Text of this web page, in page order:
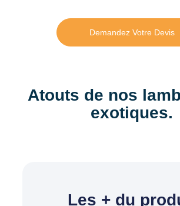
Demandez Votre Devis
Atouts de nos
exotiques.
Les + du